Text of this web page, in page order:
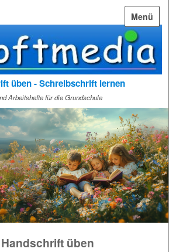
Menü
üben - Schreibschrift lernen
Arbeitshefte für die Grundschule
üben